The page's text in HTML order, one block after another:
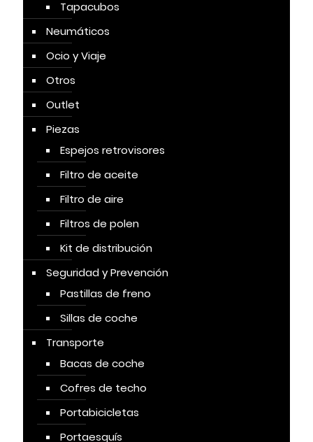
Tapacubos
Neumáticos
Ocio y Viaje
Otros
Outlet
Piezas
Espejos retrovisores
Filtro de aceite
Filtro de aire
Filtros de polen
Kit de distribución
Seguridad y Prevención
Pastillas de freno
Sillas de coche
Transporte
Bacas de coche
Cofres de techo
Portabicicletas
Portaesquís